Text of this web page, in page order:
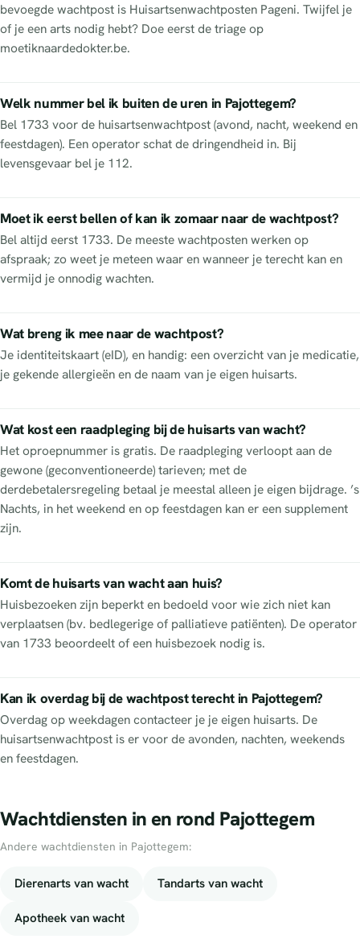
bevoegde wachtpost is Huisartsenwachtposten Pageni. Twijfel je
of je een arts nodig hebt? Doe eerst de triage op
moetiknaardedokter.be.
Welk nummer bel ik buiten de uren in Pajottegem?
Bel 1733 voor de huisartsenwachtpost (avond, nacht, weekend en
feestdagen). Een operator schat de dringendheid in. Bij
levensgevaar bel je 112.
Moet ik eerst bellen of kan ik zomaar naar de wachtpost?
Bel altijd eerst 1733. De meeste wachtposten werken op
afspraak; zo weet je meteen waar en wanneer je terecht kan en
vermijd je onnodig wachten.
Wat breng ik mee naar de wachtpost?
Je identiteitskaart (eID), en handig: een overzicht van je medicatie,
je gekende allergieën en de naam van je eigen huisarts.
Wat kost een raadpleging bij de huisarts van wacht?
Het oproepnummer is gratis. De raadpleging verloopt aan de
gewone (geconventioneerde) tarieven; met de
derdebetalersregeling betaal je meestal alleen je eigen bijdrage. ’s
Nachts, in het weekend en op feestdagen kan er een supplement
zijn.
Komt de huisarts van wacht aan huis?
Huisbezoeken zijn beperkt en bedoeld voor wie zich niet kan
verplaatsen (bv. bedlegerige of palliatieve patiënten). De operator
van 1733 beoordeelt of een huisbezoek nodig is.
Kan ik overdag bij de wachtpost terecht in Pajottegem?
Overdag op weekdagen contacteer je je eigen huisarts. De
huisartsenwachtpost is er voor de avonden, nachten, weekends
en feestdagen.
Wachtdiensten in en rond Pajottegem
Andere wachtdiensten in Pajottegem:
Dierenarts van wacht Tandarts van wacht
Apotheek van wacht